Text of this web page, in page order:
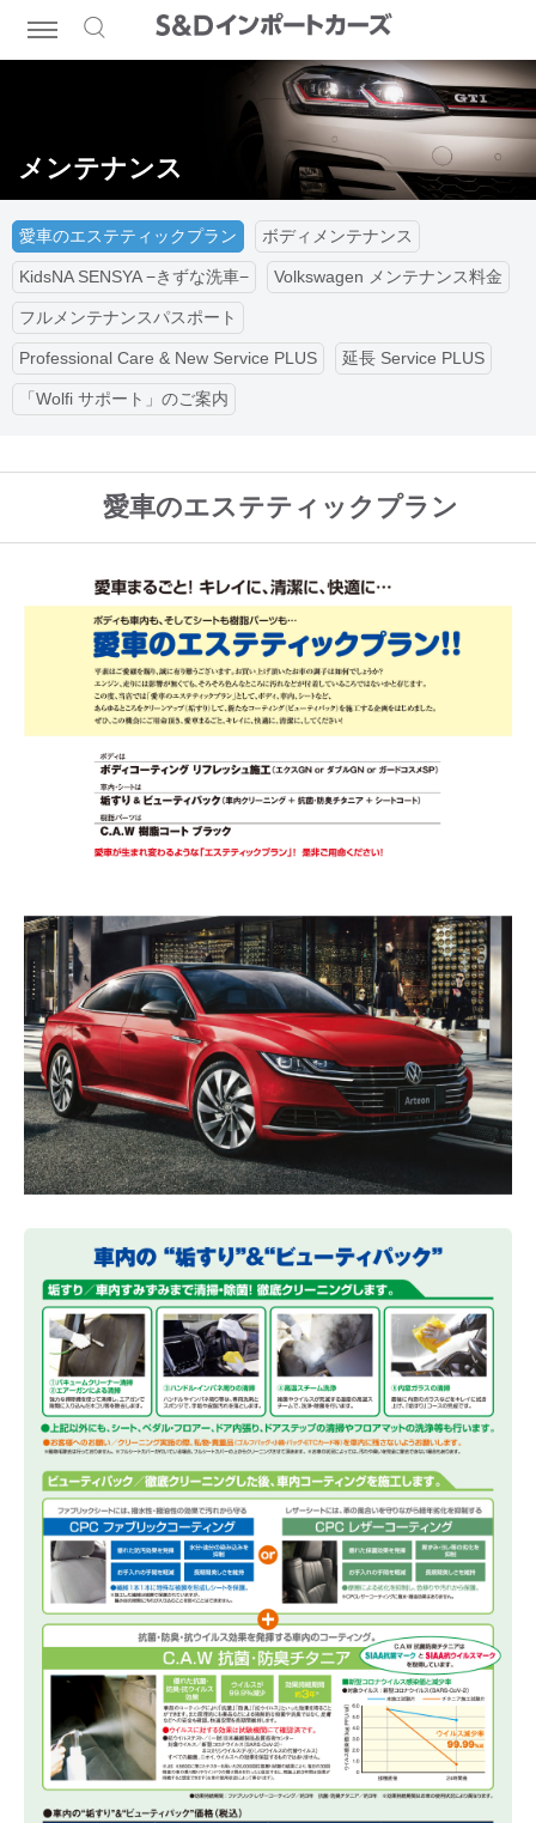
メンテナンス
愛車のエステティックプラン ボディメンテナンス
KidsNA SENSYA −きずな洗車− Volkswagen メンテナンス料金
フルメンテナンスパスポート
Professional Care & New Service PLUS 延長 Service PLUS
「Wolfi サポート」のご案内
愛車のエステティックプラン